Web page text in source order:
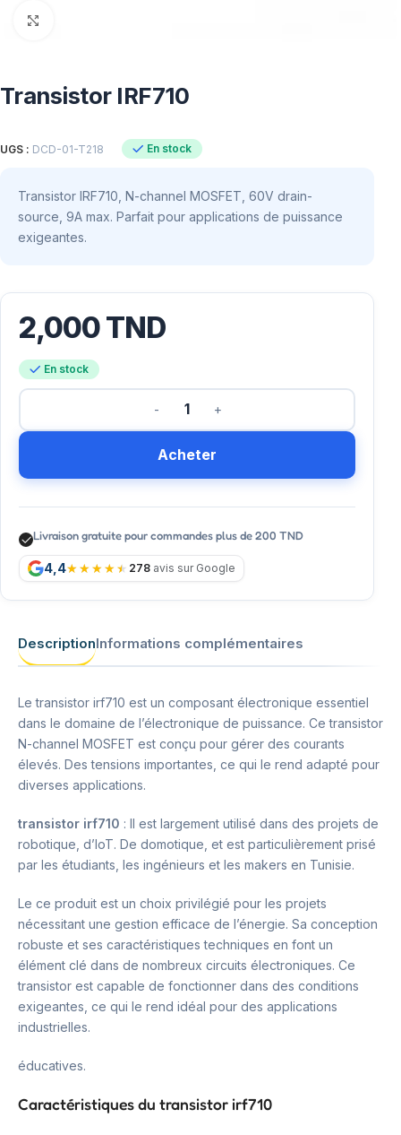
Transistor IRF710
UGS : DCD-01-T218 En stock
Transistor IRF710, N-channel MOSFET, 60V drain-
source, 9A max. Parfait pour applications de puissance
exigeantes.
2,000TND
En stock
Acheter
Livraison gratuite pour commandes plus de 200 TND
4,4 278 avis sur Google
DescriptionInformations complémentaires
Le transistor irf710 est un composant électronique essentiel
dans le domaine de l’électronique de puissance. Ce transistor
N-channel MOSFET est conçu pour gérer des courants
élevés. Des tensions importantes, ce qui le rend adapté pour
diverses applications.
transistor irf710 : Il est largement utilisé dans des projets de
robotique, d’IoT. De domotique, et est particulièrement prisé
par les étudiants, les ingénieurs et les makers en Tunisie.
Le ce produit est un choix privilégié pour les projets
nécessitant une gestion efficace de l’énergie. Sa conception
robuste et ses caractéristiques techniques en font un
élément clé dans de nombreux circuits électroniques. Ce
transistor est capable de fonctionner dans des conditions
exigeantes, ce qui le rend idéal pour des applications
industrielles.
éducatives.
Caractéristiques du transistor irf710